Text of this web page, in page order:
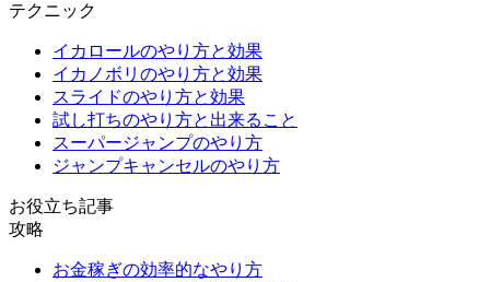
テクニック
イカロールのやり方と効果
イカノボリのやり方と効果
スライドのやり方と効果
試し打ちのやり方と出来ること
スーパージャンプのやり方
ジャンプキャンセルのやり方
お役立ち記事
攻略
お金稼ぎの効率的なやり方